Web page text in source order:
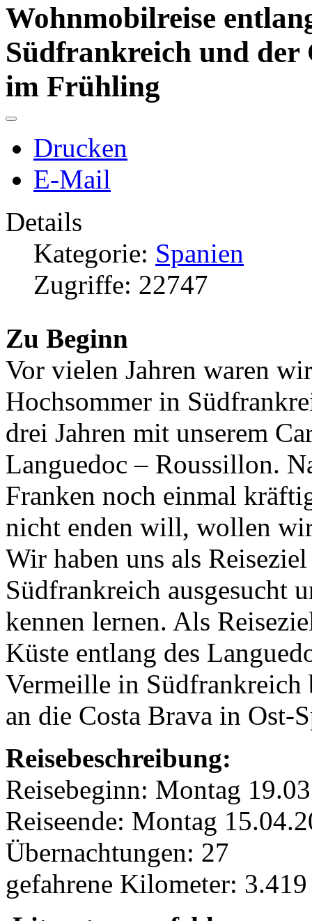
Wohnmobilreise
Südfrankreich und der
im Frühling
Drucken
E-Mail
Details
Kategorie: Spanien
Zugriffe: 22747
Zu Beginn
Vor vielen Jahren waren
Hochsommer in
drei Jahren mit unserem
Languedoc – Roussillon.
Franken noch einmal
nicht enden will, wollen
Wir haben uns als
Südfrankreich ausgesucht
kennen lernen. Als
Küste entlang des
Vermeille in Südfrankreich
an die Costa Brava in Ost-
Reisebeschreibung:
Reisebeginn: Montag
Reiseende: Montag
Übernachtungen: 27
gefahrene Kilometer: